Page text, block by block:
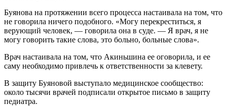
Буянова на протяжении всего процесса настаивала на том, что
не говорила ничего подобного. «Могу перекреститься, я
верующий человек, — говорила она в суде. — Я врач, я не
могу говорить такие слова, это больно, больные слова».
Врач настаивала на том, что Акиньшина ее оговорила, и ее
саму необходимо привлечь к ответственности за клевету.
В защиту Буяновой выступало медицинское сообщество:
около тысячи врачей подписали открытое письмо в защиту
педиатра.